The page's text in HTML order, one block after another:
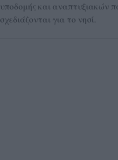
υποδομής και αναπτυξιακών
σχεδιάζονται για το νησί.